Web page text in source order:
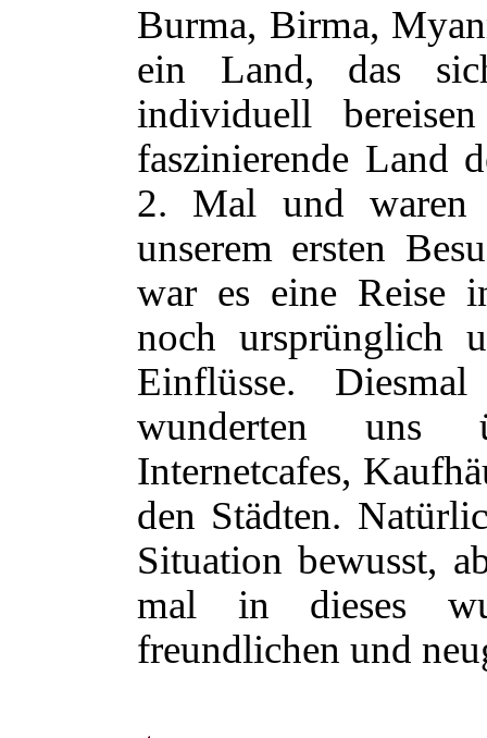
Burma, Birma,
ein Land, das
individuell
faszinierende Land
2. Mal und waren
unserem ersten
war es eine Reise
noch ursprünglich
Einflüsse.
wunderten uns
Internetcafes,
den Städten.
Situation bewusst,
mal in dieses
freundlichen und